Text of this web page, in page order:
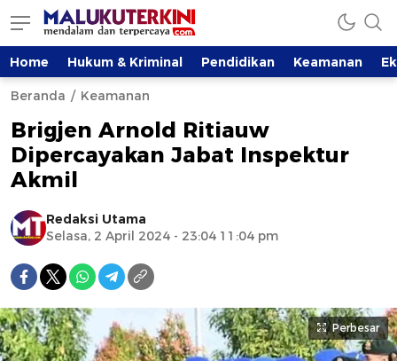
Home Hukum & Kriminal Pendidikan Keamanan
Beranda Keamanan
Brigjen Arnold Ritiauw
Dipercayakan Jabat Inspektur
Akmil
Redaksi Utama
Selasa, 2 April 2024 - 23:04 11:04 pm
Perbesar